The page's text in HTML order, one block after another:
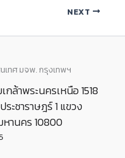
NEXT
เทศ มจพ. กรุงเทพฯ
ล้าพระนครเหนือ 1518
ะชาราษฎร์ 1 แขวง
านคร 10800